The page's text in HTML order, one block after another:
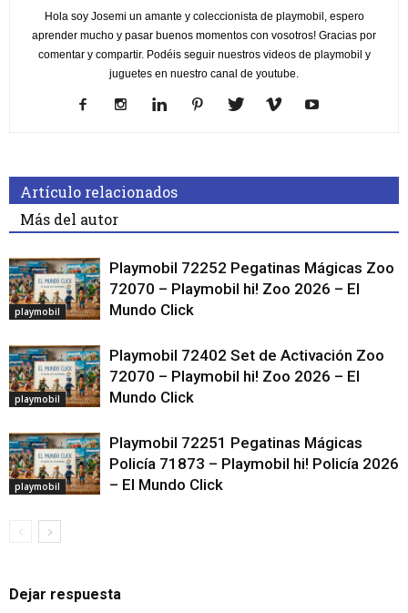
Hola soy Josemi un amante y coleccionista de playmobil, espero
aprender mucho y pasar buenos momentos con vosotros! Gracias por
comentar y compartir. Podéis seguir nuestros videos de playmobil y
juguetes en nuestro canal de youtube.
Artículo relacionados
Más del autor
playmobil
Playmobil 72252 Pegatinas Mágicas Zoo
72070 – Playmobil hi! Zoo 2026 – El
Mundo Click
playmobil
Playmobil 72402 Set de Activación Zoo
72070 – Playmobil hi! Zoo 2026 – El
Mundo Click
playmobil
Playmobil 72251 Pegatinas Mágicas
Policía 71873 – Playmobil hi! Policía 2026
– El Mundo Click
Dejar respuesta